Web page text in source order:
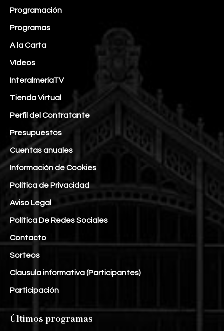
Programación
Programas
A la Carta
Vídeos
InteralmeríaTV
Tienda Virtual
Perfil del Contratante
Presupuestos
Cuentas anuales
Información de Cookies
Política de Privacidad
Aviso Legal
Política De Redes Sociales
Contacto
Sorteos
Clausula informativa (Participantes)
Participación
Últimos programas